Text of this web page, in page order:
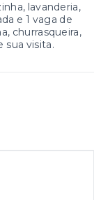
lavanderia,
e 1 vaga de
churrasqueira,
sua visita.